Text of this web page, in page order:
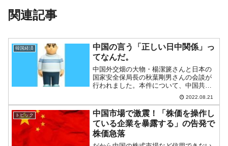
関連記事
韓国経済
中国の言う「正しい日中関係」っ
てなんだ。
中国外交畑の大物・楊潔篪さんと日本の
国家安全保局長の秋葉剛男さんの会談が
行われました。本件について、中国共産
党の英語版御用新聞『Global Times』に
「正しい日中関係を保つべき」という、
日本政府を説教する社説が出ています。
以下に記事の...
2022.08.21
トピック
中国市場で激震！「株価を操作し
ている企業を暴露する」の告発で
株価急落